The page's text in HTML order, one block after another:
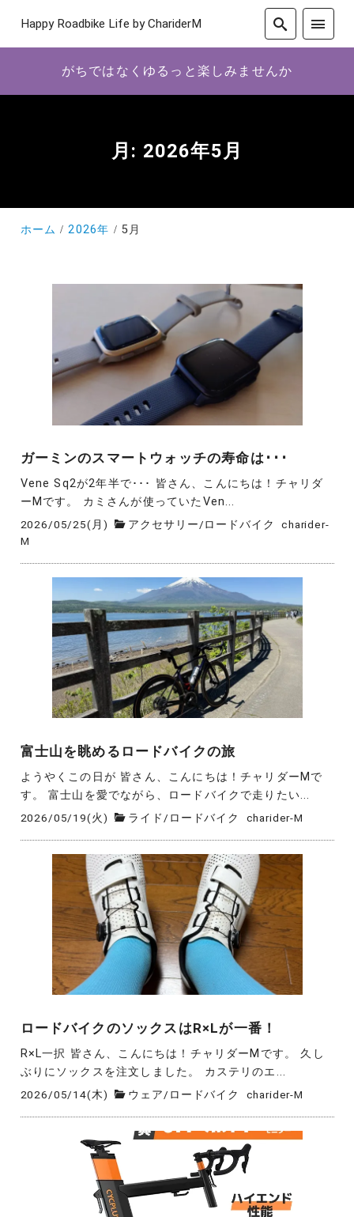
Happy Roadbike Life by ChariderM
がちではなくゆるっと楽しみませんか
月: 2026年5月
ホーム 2026年 5月
ガーミンのスマートウォッチの寿命は･･･
Vene Sq2が2年半で･･･ 皆さん、こんにちは！チャリダ
ーMです。 カミさんが使っていたVen...
2026/05/25(月) アクセサリー/ロードバイク
charider-
M
富士山を眺めるロードバイクの旅
ようやくこの日が 皆さん、こんにちは！チャリダーMで
す。 富士山を愛でながら、ロードバイクで走りたい...
2026/05/19(火) ライド / ロードバイク charider-M
ロードバイクのソックスはR×Lが一番！
R×L一択 皆さん、こんにちは！チャリダーMです。 久し
ぶりにソックスを注文しました。 カステリのエ...
2026/05/14(木) ウェア/ ロードバイク charider-M